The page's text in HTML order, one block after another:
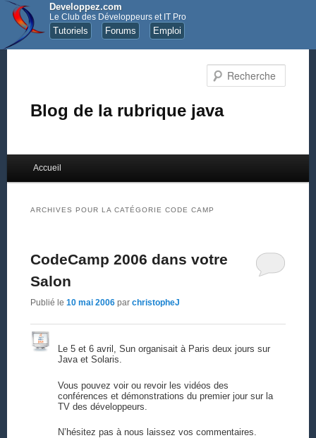
Developpez.com
Le Club des Développeurs et IT Pro
Tutoriels Forums Emploi
Blog de la rubrique java
Aller au contenu principal
Aller au contenu secondaire
Accueil
ARCHIVES POUR LA CATÉGORIE CODE CAMP
CodeCamp 2006 dans votre
Salon
Publié le 10 mai 2006 par christopheJ
Le 5 et 6 avril, Sun organisait à Paris deux jours sur
Java et Solaris.
Vous pouvez voir ou revoir les vidéos des
conférences et démonstrations du premier jour sur la
TV des développeurs.
N’hésitez pas à nous laissez vos commentaires.